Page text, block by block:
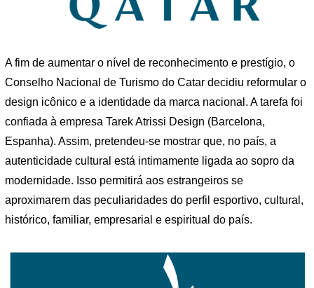
A fim de aumentar o nível de reconhecimento e prestígio, o
Conselho Nacional de Turismo do Catar decidiu reformular o
design icônico e a identidade da marca nacional. A tarefa foi
confiada à empresa Tarek Atrissi Design (Barcelona, ​​
Espanha). Assim, pretendeu-se mostrar que, no país, a
autenticidade cultural está intimamente ligada ao sopro da
modernidade. Isso permitirá aos estrangeiros se
aproximarem das peculiaridades do perfil esportivo, cultural,
histórico, familiar, empresarial e espiritual do país.